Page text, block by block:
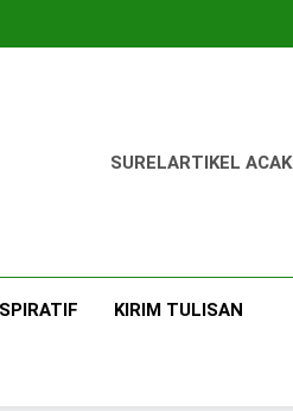
SURELARTIKEL ACAK
KIRIM TULISAN